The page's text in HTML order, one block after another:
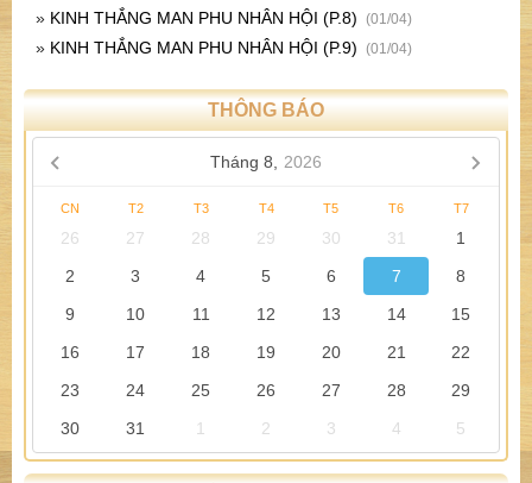
» KINH THẮNG MAN PHU NHÂN HỘI (P.8) (01/04)
» KINH THẮNG MAN PHU NHÂN HỘI (P.9) (01/04)
THÔNG BÁO
Tháng 8, 2026
CN T2 T3 T4 T5 T6 T7
26 27 28 29 30 31
1
2
3 4 5 6 7
8
9
10 11 12 13 14
15
16
17 18 19 20 21
22
23
24 25 26 27 28
29
30
31 1 2 3 4 5